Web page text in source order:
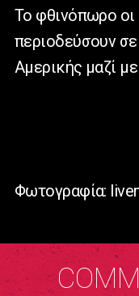
Το φθινόπωρο οι
περιοδεύσουν
Αμερικής μαζί
Φωτογραφία: